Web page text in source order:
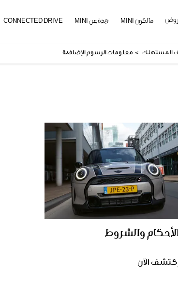
مالكون MINI نبذة عن MINI CONNECTED DRIVE
المستهلك > معلومات الرسوم الإضافية
والشروط
الآن